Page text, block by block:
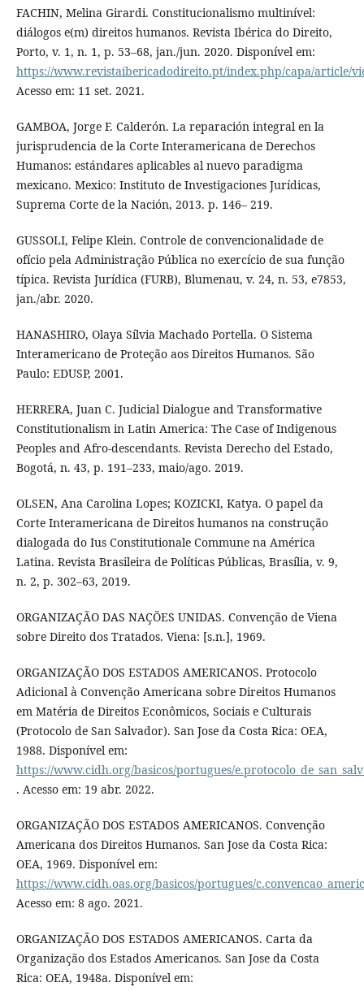
FACHIN, Melina Girardi. Constitucionalismo multinível:
diálogos e(m) direitos humanos. Revista Ibérica do Direito,
Porto, v. 1, n. 1, p. 53–68, jan./jun. 2020. Disponível em:
https://www.revistaibericadodireito.pt/index.php/capa/article/
Acesso em: 11 set. 2021.
GAMBOA, Jorge F. Calderón. La reparación integral en la
jurisprudencia de la Corte Interamericana de Derechos
Humanos: estándares aplicables al nuevo paradigma
mexicano. Mexico: Instituto de Investigaciones Jurídicas,
Suprema Corte de la Nación, 2013. p. 146– 219.
GUSSOLI, Felipe Klein. Controle de convencionalidade de
ofício pela Administração Pública no exercício de sua função
típica. Revista Jurídica (FURB), Blumenau, v. 24, n. 53, e7853,
jan./abr. 2020.
HANASHIRO, Olaya Sílvia Machado Portella. O Sistema
Interamericano de Proteção aos Direitos Humanos. São
Paulo: EDUSP, 2001.
HERRERA, Juan C. Judicial Dialogue and Transformative
Constitutionalism in Latin America: The Case of Indigenous
Peoples and Afro-descendants. Revista Derecho del Estado,
Bogotá, n. 43, p. 191–233, maio/ago. 2019.
OLSEN, Ana Carolina Lopes; KOZICKI, Katya. O papel da
Corte Interamericana de Direitos humanos na construção
dialogada do Ius Constitutionale Commune na América
Latina. Revista Brasileira de Políticas Públicas, Brasília, v. 9,
n. 2, p. 302–63, 2019.
ORGANIZAÇÃO DAS NAÇÕES UNIDAS. Convenção de Viena
sobre Direito dos Tratados. Viena: [s.n.], 1969.
ORGANIZAÇÃO DOS ESTADOS AMERICANOS. Protocolo
Adicional à Convenção Americana sobre Direitos Humanos
em Matéria de Direitos Econômicos, Sociais e Culturais
(Protocolo de San Salvador). San Jose da Costa Rica: OEA,
1988. Disponível em:
https://www.cidh.org/basicos/portugues/
. Acesso em: 19 abr. 2022.
ORGANIZAÇÃO DOS ESTADOS AMERICANOS. Convenção
Americana dos Direitos Humanos. San Jose da Costa Rica:
OEA, 1969. Disponível em:
https://www.cidh.oas.org/basicos/portugues/
Acesso em: 8 ago. 2021.
ORGANIZAÇÃO DOS ESTADOS AMERICANOS. Carta da
Organização dos Estados Americanos. San Jose da Costa
Rica: OEA, 1948a. Disponível em: